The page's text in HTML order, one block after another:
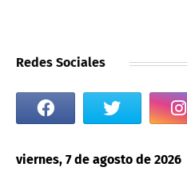
Redes Sociales
viernes, 7 de agosto de 2026